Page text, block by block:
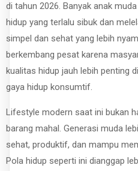
di tahun 2026. Banyak anak
hidup yang terlalu sibuk dan
simpel dan sehat yang lebih
berkembang pesat karena
kualitas hidup jauh lebih penting
gaya hidup konsumtif.
Lifestyle modern saat ini bukan
barang mahal. Generasi muda
sehat, produktif, dan mampu
Pola hidup seperti ini dianggap